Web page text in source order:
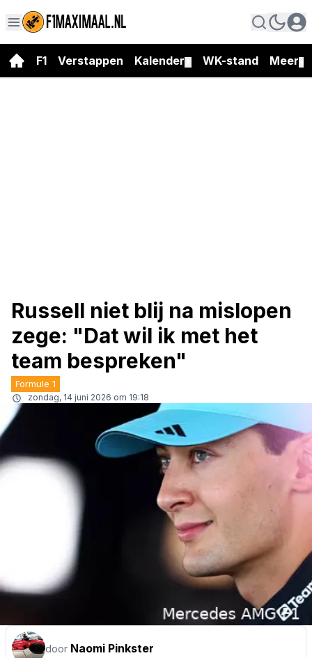
F1 Verstappen Kalender WK-stand Meer
Russell niet blij na mislopen
zege: "Dat wil ik met het
team bespreken"
Formule 1
zondag, 14 juni 2026 om 19:18
door Naomi Pinkster